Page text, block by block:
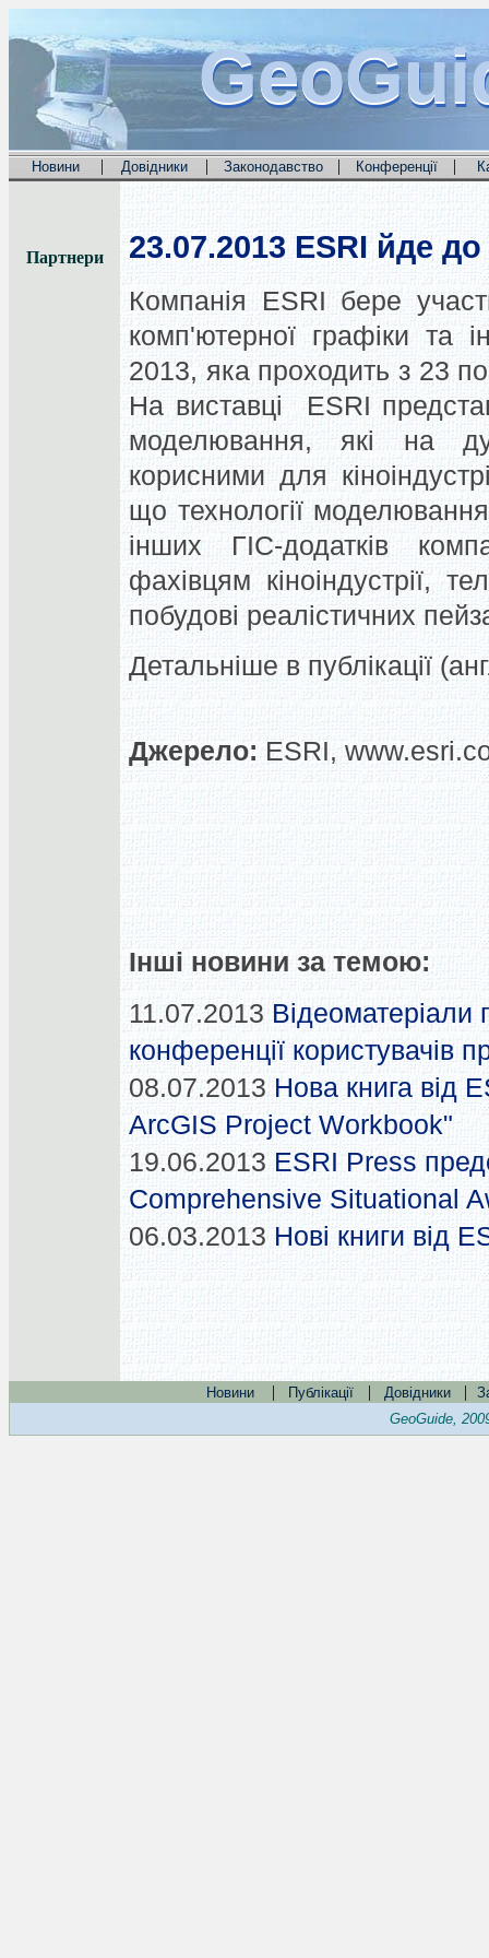
Новини | Довідники | Законодавство | Конференції |
Партнери 23.07.2013 ESRI йде до
Компанія ESRI бере
комп'ютерної графіки та
2013, яка проходить з 23
На виставці ESRI
моделювання, які на
корисними для
що технології
інших ГІС-додатків
фахівцям кіноіндустрії,
побудові реалістичних
Детальніше в публікації
Джерело: ESRI,
Інші новини за темою:
11.07.2013 Відеоматеріали
конференції користувачів
08.07.2013 Нова книга від
ArcGIS Project Workbook"
19.06.2013 ESRI Press
Comprehensive Situational
06.03.2013 Нові книги від
Новини | Публікації | Довідники |
GeoGuide,